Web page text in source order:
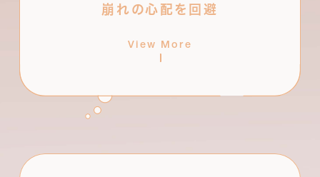
崩れの心配を回避
性パウダーを掛け合わせ、汗や皮脂、
設計に。肌と一体化するような軽やか
View More